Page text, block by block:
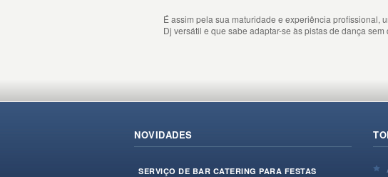
É assim pela sua maturidade e experiência profissional,
Dj versátil e que sabe adaptar-se às pistas de dança
NOVIDADES
SERVIÇO DE BAR CATERING PARA FESTAS